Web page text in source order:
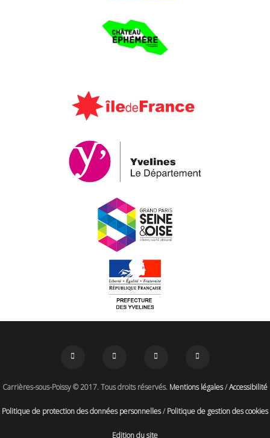
Carrières-sous-Poissy © 2017. Tous droits réservés. Mentions légales/Accessibilité
Politique de protection des données personnelles/Politique de gestion des cookies
Edition du site